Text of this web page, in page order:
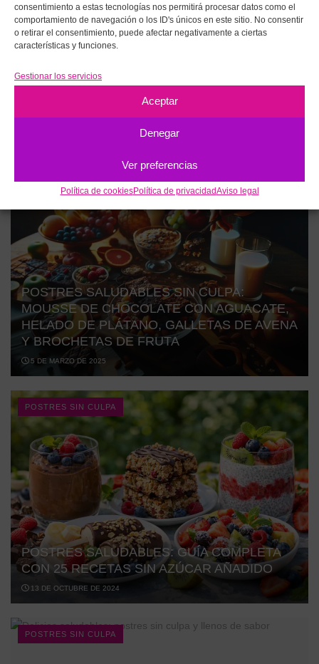
consentimiento a estas tecnologías nos permitirá procesar datos como el
comportamiento de navegación o los ID's únicos en este sitio. No consentir
o retirar el consentimiento, puede afectar negativamente a ciertas
características y funciones.
Gestionar los servicios
Aceptar
Denegar
Ver preferencias
Política de cookiesPolítica de privacidadAviso legal
POSTRES SALUDABLES SIN AZÚCAR
REFINADO: CHEESECAKE DE ALMENDRA Y
BROWNIE DE FRIJOLES
POSTRES SALUDABLES SIN CULPA:
MOUSSE DE CHOCOLATE CON AGUACATE,
HELADO DE PLÁTANO, GALLETAS DE AVENA
Y BROCHETAS DE FRUTA
5 DE MARZO DE 2025
POSTRES SIN CULPA
POSTRES SALUDABLES: GUÍA COMPLETA
CON 25 RECETAS SIN AZÚCAR AÑADIDO
13 DE OCTUBRE DE 2024
POSTRES SIN CULPA